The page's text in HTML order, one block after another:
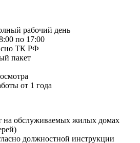
рабочий день
по 17:00
ТК РФ
пакет
от 1 года
на обслуживаемых жилых домах
должностной инструкции